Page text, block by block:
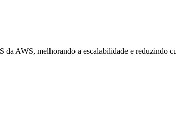
AWS, melhorando a escalabilidade e reduzindo